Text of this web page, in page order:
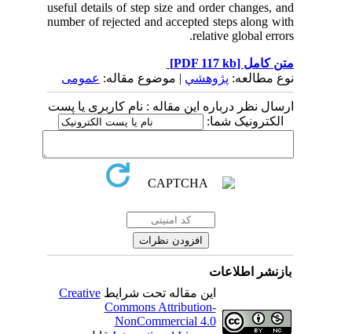
useful details of step size and order changes, and
number of rejected and accepted steps along with
relative global errors.
متن کامل[PDF 117 kb]
نوع مطالعه:پژوهشي| موضوع مقاله:عمومى
ارسال نظر درباره این مقاله : نام کاربری یا پست
الکترونیک شما:
بازنشر اطلاعات
این مقاله تحت شرایطCreative
Commons Attribution-
NonCommercial 4.0